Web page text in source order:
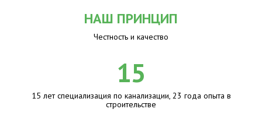
НАШ ПРИНЦИП
Честность и качество
15
15 лет специализация по канализации, 23 года опыта в
строительстве